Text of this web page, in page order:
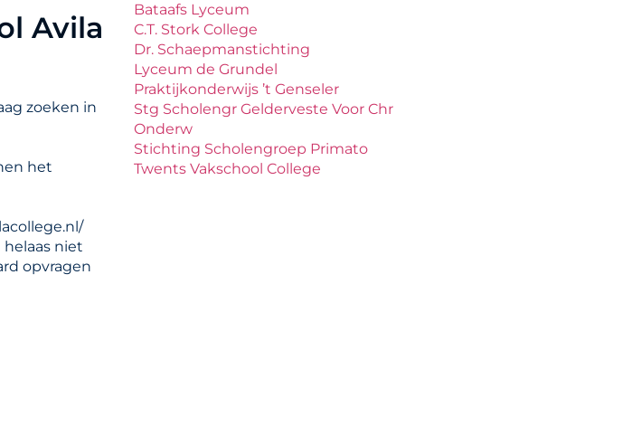
Avila
zoeken in
het
helaas niet
opvragen
Bataafs Lyceum
C.T. Stork College
Dr. Schaepmanstichting
Lyceum de Grundel
Praktijkonderwijs ’t Genseler
Stg Scholengr Gelderveste Voor Chr
Onderw
Stichting Scholengroep Primato
Twents Vakschool College